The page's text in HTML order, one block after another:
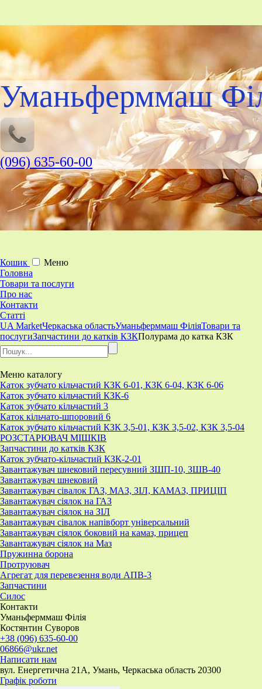
Уманьферммаш
(096) 635-60-00
Кошик
Меню
Головна
Товари та послуги
Про нас
Контакти
Статті
UA MarketЧеркаська областьУманьферммаш ФіліяТовари та
послугиЗапчастини до катків КЗКПолурама до катка КЗК
Меню каталогу
Каток зубчато кільчастий КЗК 6-01, КЗК 6-04, КЗК 6-06
Каток зубчато кільчастий КЗК-6
Каток зубчато кільчастий 3
Каток кільчато-шпоровий 6
Каток зубчато кільчастий КЗК 3,5-01, КЗК 3,5-02, КЗК 3,5-04
РОЗСТАРЮВАЧ МІШКІВ
Запчастини до катків КЗК
Каток зубчато-кільчастий КЗК-2-01
Завантажувач шнековий пересувний ЗШП-10, ЗШВ-40
Завантажувач шнековий
Завантажувач сівалок ГАЗ, МАЗ, ЗІЛ, КАМАЗ, ПРИЦІП
Завантажувач сіялок на ГАЗ
Завантажувач сіялок на ЗІЛ
Завантажувач сівалок напівборт універсальний
Завантажувач сіялок боковий на камаз, прицеп
Завантажувач сіялок на Маз
Пружинна борона
Протруювач
Агрегат для перевезення води АПВ-3
Запчастини
Силос
Контакти
Уманьферммаш Філія
Костянтин Суворов
+38 (096) 635-60-00
06866@ukr.net
Написати нам
вул. Енергетична 21А, Умань, Черкаська область 20300
Графік роботи